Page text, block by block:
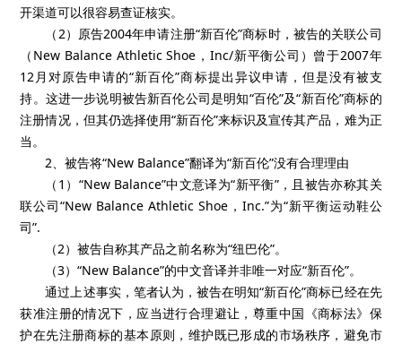
开渠道可以很容易查证核实。
（2）原告2004年申请注册“新百伦”商标时，被告的关联公司
（New Balance Athletic Shoe，Inc/新平衡公司）曾于2007年
12月对原告申请的“新百伦”商标提出异议申请，但是没有被支
持。这进一步说明被告新百伦公司是明知“百伦”及“新百伦”商标的
注册情况，但其仍选择使用“新百伦”来标识及宣传其产品，难为正
当。
2、被告将“New Balance”翻译为“新百伦”没有合理理由
（1）“New Balance”中文意译为“新平衡”，且被告亦称其关
联公司“New Balance Athletic Shoe，Inc.”为“新平衡运动鞋公
司”.
（2）被告自称其产品之前名称为“纽巴伦”。
（3）“New Balance”的中文音译并非唯一对应“新百伦”。
通过上述事实，笔者认为，被告在明知“新百伦”商标已经在先
获准注册的情况下，应当进行合理避让，尊重中国《商标法》保
护在先注册商标的基本原则，维护既已形成的市场秩序，避免市